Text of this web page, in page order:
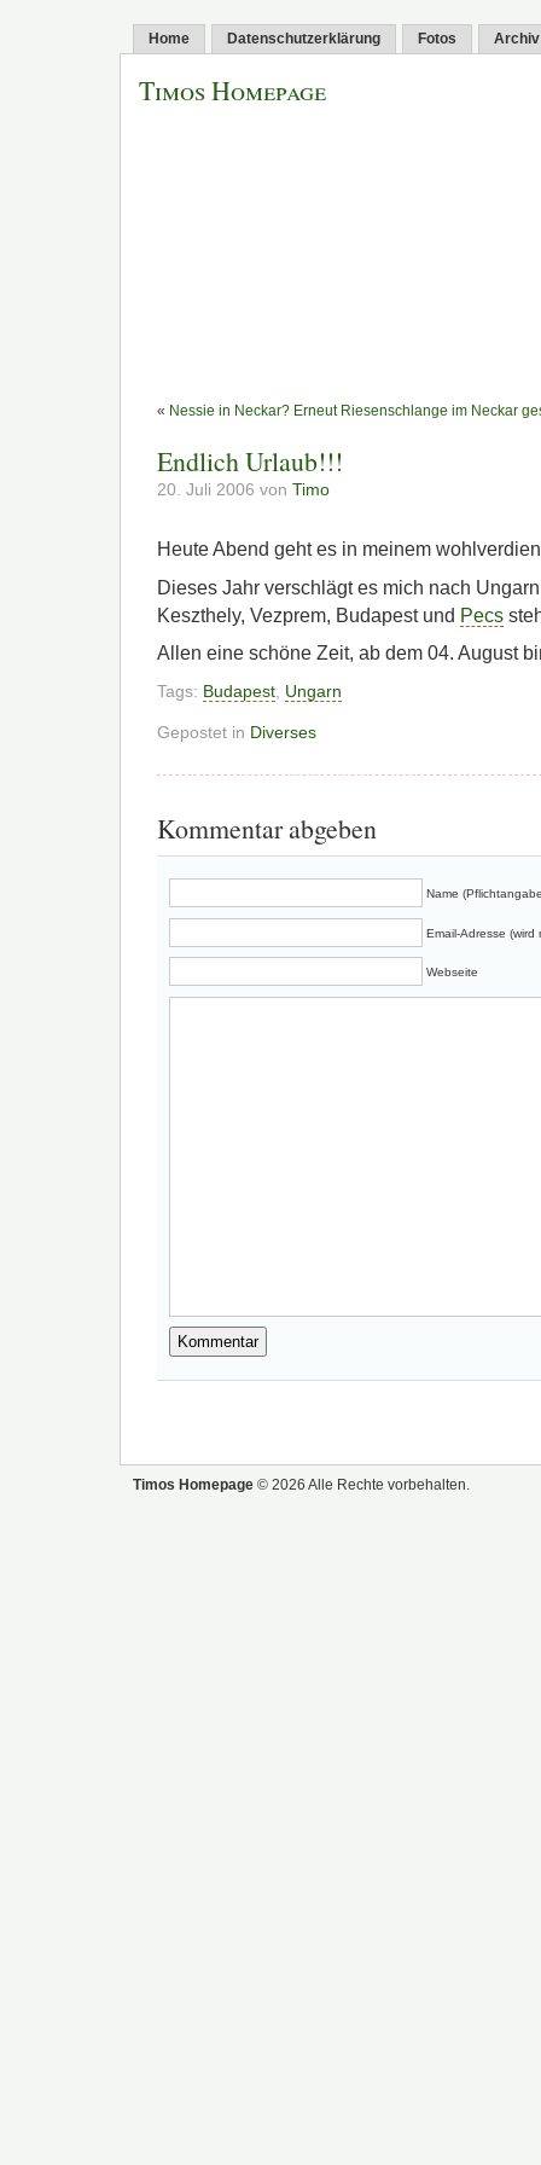
Home Datenschutzerklärung Fotos Archiv
Timos Homepage
« Nessie in Neckar? Erneut Riesenschlange im Neckar
Endlich Urlaub!!!
20. Juli 2006 von Timo
Heute Abend geht es in meinem
Dieses Jahr verschlägt es mich nach
Keszthely, Vezprem, Budapest und Pecs
Allen eine schöne Zeit, ab dem 04. August
Tags: Budapest Ungarn
Gepostet in Diverses
Kommentar abgeben
Name
Email-Adresse
Webseite
Timos Homepage © 2026 Alle Rechte vorbehalten.